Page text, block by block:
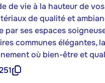
de vie à la hauteur de
de qualité et
par ses espaces
communes élégantes,
où bien-être et